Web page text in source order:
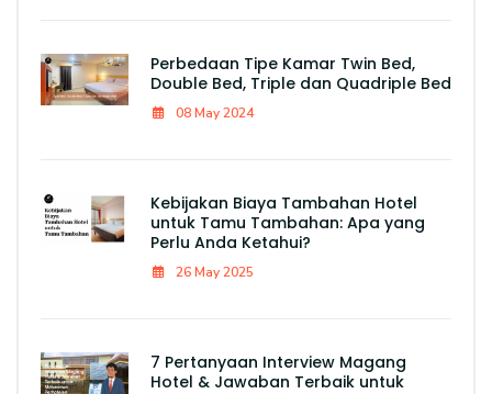
Perbedaan Tipe Kamar Twin Bed,
Double Bed, Triple dan Quadriple Bed
08 May 2024
Kebijakan Biaya Tambahan Hotel
untuk Tamu Tambahan: Apa yang
Perlu Anda Ketahui?
26 May 2025
7 Pertanyaan Interview Magang
Hotel & Jawaban Terbaik untuk